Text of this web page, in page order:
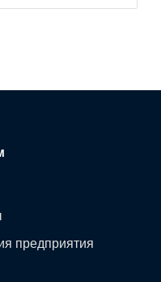
предприятия